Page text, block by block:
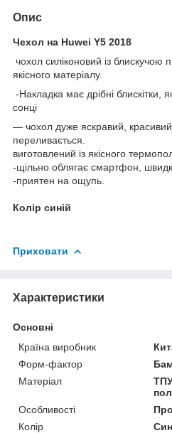
Опис
Чехол на Huwei Y5 2018
чохол силіконовий із блискучою
якісного матеріалу.
-Накладка має дрібні блискітки,
сонці
— чохол дуже яскравий,
переливається.
виготовлений із якісного
-щільно облягає смартфон,
-приятен на ощупь.
Колір синій
Приховати
Характеристики
Основні
Країна виробник
Форм-фактор
Матеріал
Особливості
Колір